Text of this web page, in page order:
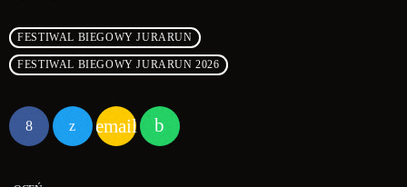
FESTIWAL BIEGOWY JURARUN
FESTIWAL BIEGOWY JURARUN 2026
email